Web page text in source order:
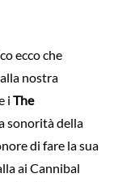
ecco che
nostra
i The
sonorità della
di fare la sua
ai Cannibal